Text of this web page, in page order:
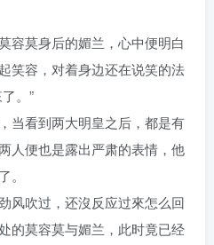
容莫身后的媚兰，心中便明白
笑容，对着身边还在说笑的法
。”
当看到两大明皇之后，都是有
人便也是露出严肃的表情，他
。
风吹过，还沒反应过來怎么回
的莫容莫与媚兰，此时竟已经